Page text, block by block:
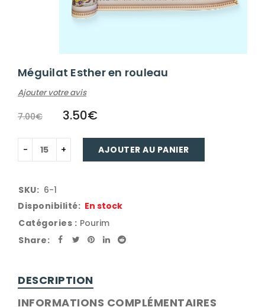
Méguilat Esther en rouleau
Ajouter votre avis
7.00€ 3.50€
AJOUTER AU PANIER
SKU: 6-1
Disponibilité: En stock
Catégories : Pourim
Share:
DESCRIPTION
INFORMATIONS COMPLÉMENTAIRES